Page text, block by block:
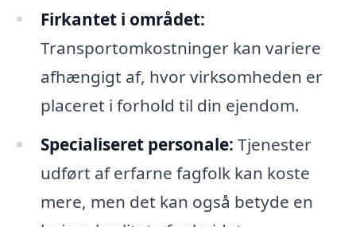
Firkantet i området:
Transportomkostninger kan variere
afhængigt af, hvor virksomheden er
placeret i forhold til din ejendom.
Specialiseret personale: Tjenester
udført af erfarne fagfolk kan koste
mere, men det kan også betyde en